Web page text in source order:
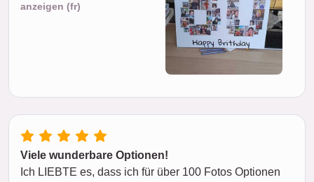
anzeigen (fr)
Viele wunderbare Optionen!
Ich LIEBTE es, dass ich für über 100 Fotos Optionen